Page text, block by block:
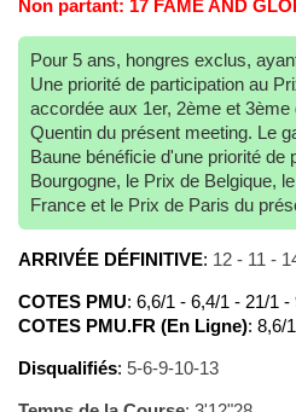
Non partant: 17 FAME AND
Pour 5 ans, hongres exclus,
Une priorité de participation au
accordée aux 1er, 2ème et
Quentin du présent meeting. Le
Baune bénéficie d'une priorité de
Bourgogne, le Prix de Belgique,
France et le Prix de Paris du
ARRIVÉE DÉFINITIVE: 12 - 11 -
COTES PMU: 6,6/1 - 6,4/1 - 21/1 -
COTES PMU.FR (En Ligne): 8,6/
Disqualifiés: 5-6-9-10-13